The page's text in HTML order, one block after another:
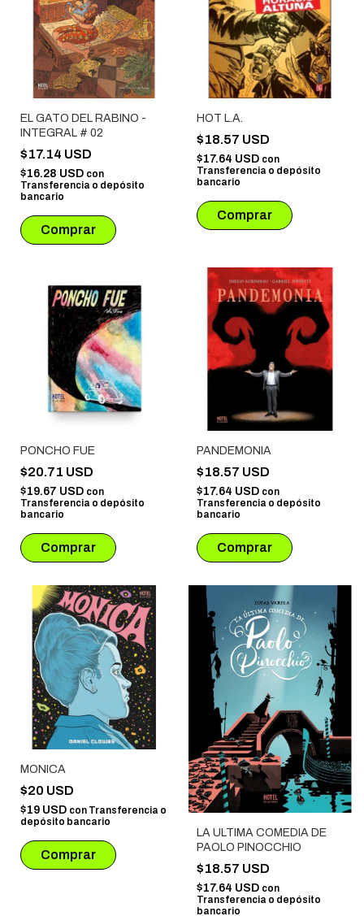
EL GATO DEL RABINO -
INTEGRAL # 02
$17.14 USD
$16.28 USD con
Transferencia o depósito
bancario
HOT L.A.
$18.57 USD
$17.64 USD con
Transferencia o depósito
bancario
PONCHO FUE
$20.71 USD
$19.67 USD con
Transferencia o depósito
bancario
PANDEMONIA
$18.57 USD
$17.64 USD con
Transferencia o depósito
bancario
MONICA
$20 USD
$19 USD con Transferencia o
depósito bancario
LA ULTIMA COMEDIA DE
PAOLO PINOCCHIO
$18.57 USD
$17.64 USD con
Transferencia o depósito
bancario